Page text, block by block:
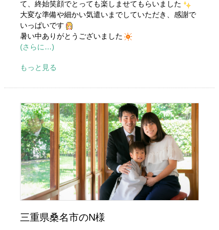
て、終始笑顔でとっても楽しませてもらいました
大変な準備や細かい気遣いまでしていただき、感謝で
いっぱいです
暑い中ありがとうございました
(さらに…)
もっと見る
三重県桑名市のN様